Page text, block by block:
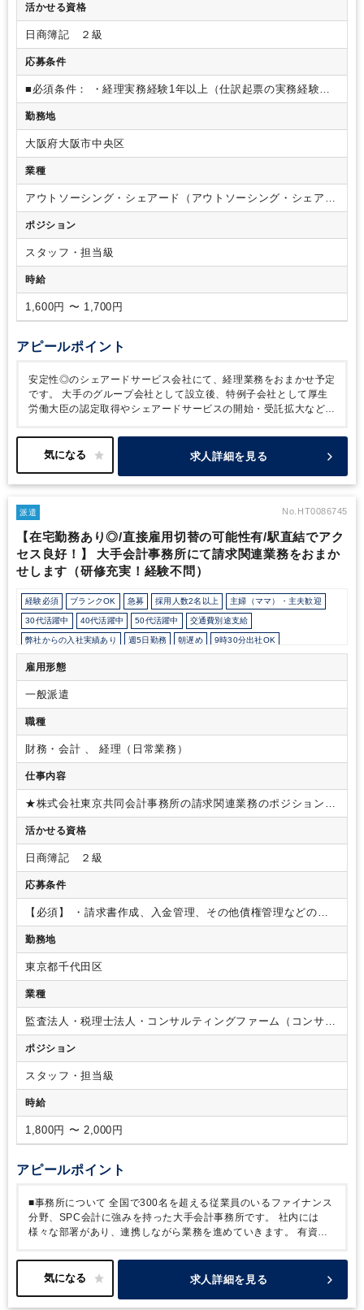
申請等）・四半期決算業務補助（四半期決算）
（2）出納業務
小口現金管理）
積んだうえでの担当業務（入社半年後～/習熟度に応じ追加）
（1）経理業務・月次業務（取締役会議報告資料作成等）・四
半期、年次決算業務（年次決算、財務諸表作成、取締役会議及
び株主総会報告資料作成等）・税務申告業務（2）経営企画業
務・翌年度の事業計画の策定
務にも携わっていただきます。
各拠点の状況を踏まえて決定します。
活かせる資格
日商簿記 ２級
応募条件
■必須条件：
・経理実務経験1年以上（仕訳起票の実務経験）
・日商簿記3級以上・Excel基本操作 ■歓迎条件・経理実務経
験概ね3年程度
（VLOOKUP、ピボット等）
型業務を正確かつ継続的に遂行できる方
滑に連携できる方
勤務地
大阪府大阪市中央区
業種
アウトソーシング・シェアード（アウトソーシング・シェアー
ドサービス）
ポジション
スタッフ・担当級
時給
1,600円 〜 1,700円
アピールポイント
安定性◎のシェアードサービス会社にて、経理業務をおまかせ予定
です。
大手のグループ会社として設立後、特例子会社として厚生
労働大臣の認定取得やシェアードサービスの開始・受託拡大など成
魅力です。 これまでのご経験を活かし、より専門的な知識を積み
たい方や、経理として安定して長く働きたい方におすすめの求人で
求人詳細を見る
派遣 No.HT0086745
【在宅勤務あり◎/直接雇用切替の可能性有/駅直結でアク
セス良好！】 大手会計事務所にて請求関連業務をおまか
せします（研修充実！経験不問）
経験必須 ブランクOK 急募 採用人数2名以上 主婦（ママ）・主夫歓迎
30代活躍中 40代活躍中 50代活躍中 交通費別途支給
弊社からの入社実績あり 週5日勤務 朝遅め 9時30分出社OK
ドリンクサービスあり オフィスが分煙 派遣スタッフ活躍中
ルーティンワークがメイン
土日祝休み
雇用形態
一般派遣
職種
財務・会計 、 経理（日常業務）
仕事内容
★株式会社東京共同会計事務所の請求関連業務のポジションで
す。弊所の経理は、個人会計事務所の経理（個人経理）、株
式会社東京共同会計事務所の経理（KK TKAO経理）、その他
グループ子会社の経理（グループ経理）の大きく3つに分かれ
ています。
財務経理チーム請求ラインのスタッフ欠員の為、
新たに1名の経理スタッフを募集いたします。
理業務①請求書作成・発送・承認②入金引当・二次
レビュー
③報酬に係る契約書現物管理 および 契約内
容登録・承認④未回収債権管理⑤その他債権債務管
理（立替金データ転記含む）
ファイリング その他付随業務
場担当者への、対面・非対面の確認作業が頻繁に発生します。
※2 ①～⑤は主にエクセル作業となります。※3 2026
年4月現在、週2～3回程度在宅勤務をして頂いております（在
宅勤務用PC、モニター支給）。
■共益的業務①財務経
理チーム内共益的業務：チームキャビネの施錠・開錠、不在者
BOXの出し入れ、各フロアー書類回収等②月初記帳、納
付及び小口現物補充のための銀行外出
※ 共益的業務は、原則として共益ポジションの方が行い
フォローとしてお願いしております。
活かせる資格
日商簿記 ２級
応募条件
【必須】
・請求書作成、入金管理、その他債権管理などの営
業事務や経理事務経験のある方・Excelの扱いに慣れている方
（日常業務でExcelを頻繁に使用していた方）
コミュニケーションに抵抗のない方（フロントとの調整も頻繁
に発生します）
マニュアルや方針が確定している業務だけではございませ
ん。） 【歓迎】・会計ソフトでの仕訳入力業務経験がある方
勤務地
東京都千代田区
業種
監査法人・税理士法人・コンサルティングファーム（コンサル
ティングファーム・シンクタンク）
ポジション
スタッフ・担当級
時給
1,800円 〜 2,000円
アピールポイント
■事務所について 全国で300名を超える従業員のいるファイナンス
分野、SPC会計に強みを持った大手会計事務所です。
社内には
様々な部署があり、連携しながら業務を進めていきます。
有資格
署について◎アドミニストレーション部では有期契約上限の2年
11か月を超えて勤務されている方も多数いらっしゃいます。
契
ます。◎定例的な業務を行うポジションではありますが、加え
求人詳細を見る